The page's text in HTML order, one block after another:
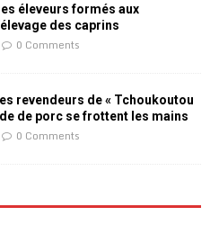
éleveurs formés aux
des caprins
0 Comments
revendeurs de « Tchoukoutou
de porc se frottent les mains
0 Comments